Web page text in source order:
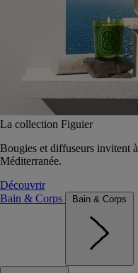
La collection Figuier
Bougies et diffuseurs invitent
Méditerranée.
Découvrir
Bain & Corps
Bain & Corps